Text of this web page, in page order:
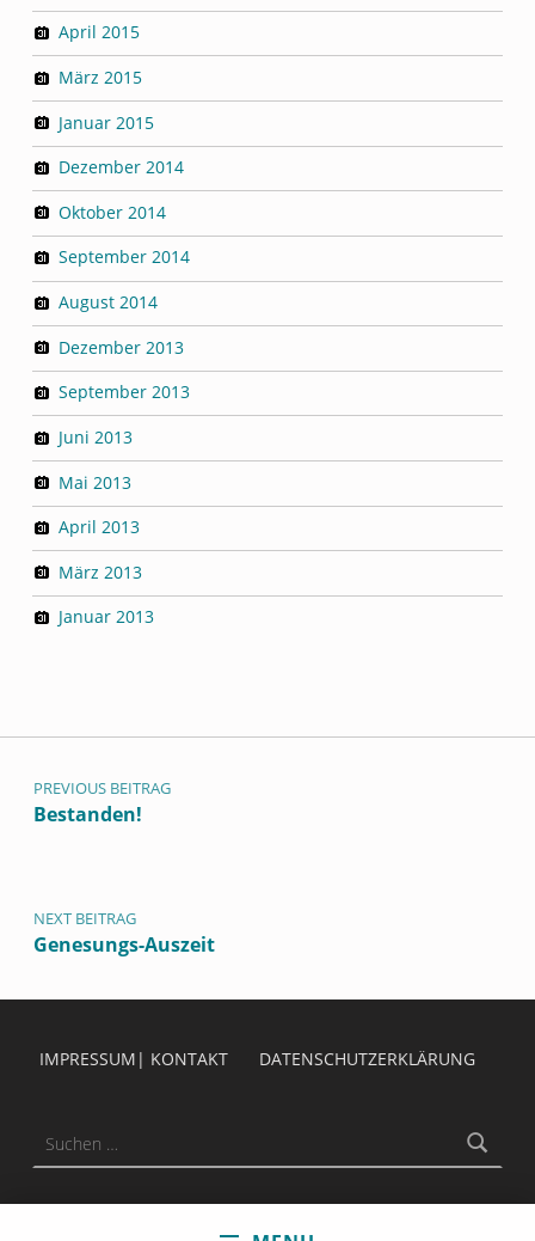
April 2015
März 2015
Januar 2015
Dezember 2014
Oktober 2014
September 2014
August 2014
Dezember 2013
September 2013
Juni 2013
Mai 2013
April 2013
März 2013
Januar 2013
Beitragsnavigation
PREVIOUS BEITRAG
Bestanden!
NEXT BEITRAG
Genesungs-Auszeit
IMPRESSUM| KONTAKT DATENSCHUTZERKLÄRUNG